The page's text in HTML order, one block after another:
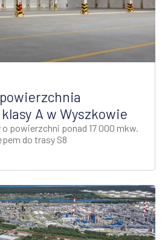
A w Wyszkowie
powierzchni ponad 17 000 mkw.
do trasy S8